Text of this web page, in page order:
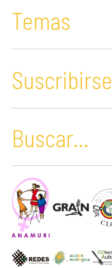
Temas
Suscribirse